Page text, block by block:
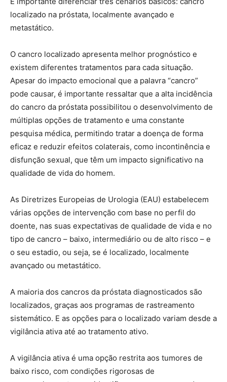
localizado na próstata, localmente avançado e
metastático.
O cancro localizado apresenta melhor prognóstico e
existem diferentes tratamentos para cada situação.
Apesar do impacto emocional que a palavra “cancro”
pode causar, é importante ressaltar que a alta incidência
do cancro da próstata possibilitou o desenvolvimento de
múltiplas opções de tratamento e uma constante
pesquisa médica, permitindo tratar a doença de forma
eficaz e reduzir efeitos colaterais, como incontinência e
disfunção sexual, que têm um impacto significativo na
qualidade de vida do homem.
As Diretrizes Europeias de Urologia (EAU) estabelecem
várias opções de intervenção com base no perfil do
doente, nas suas expectativas de qualidade de vida e no
tipo de cancro – baixo, intermediário ou de alto risco – e
o seu estadio, ou seja, se é localizado, localmente
avançado ou metastático.
A maioria dos cancros da próstata diagnosticados são
localizados, graças aos programas de rastreamento
sistemático. E as opções para o localizado variam desde a
vigilância ativa até ao tratamento ativo.
A vigilância ativa é uma opção restrita aos tumores de
baixo risco, com condições rigorosas de